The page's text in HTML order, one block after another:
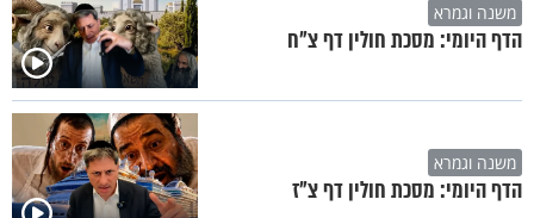
משנה וגמרא
הדף היומי: מסכת חולין דף צ"ח
משנה וגמרא
הדף היומי: מסכת חולין דף צ"ז